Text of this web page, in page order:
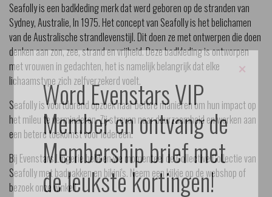
Seafolly is een badkleding merk dat werd geboren op de stranden van
Sydney, Australie, In 1975. Het concept van Seafolly is het belichamen
van de Australische strandlevenstijl. Dit doen ze met ontwerpen die doen
denken aan zon, zee, strand en vrijheid. Deze badkleding is ontworpen
met vrouwen in gedachten, het is namelijk belangrijk dat elke
lichaamstype zich zelfverzekerd voelt.
Seafolly is voortdurend opzoek naar betere manieren om hun impact op
het mileu te verminderen. Zij streven naar duurzaamheid en werken aan
een betere toekomst voor iedereen.
Bij Evenstars Lingerie hebben we momenteel de Collective Collectie van
Seafolly met badpakken en bikini's. Neem een kijkje op de webshop of
bezoek onze winkel!
×
Word Evenstars VIP
Member en ontvang de
Membership brief met
de leukste kortingen!